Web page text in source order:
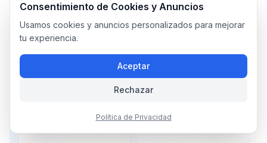
SEULGI
0 표
SUNGCHAN
Consentimiento de Cookies y Anuncios
Usamos cookies y anuncios personalizados para mejorar
tu experiencia.
Aceptar
Rechazar
Política de Privacidad